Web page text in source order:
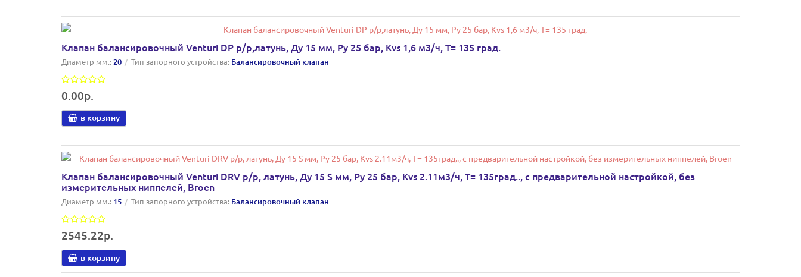
Клапан балансировочный Venturi DP р/р,латунь, Ду 15 мм, Ру 25 бар, Kvs 1,6 м3/ч, Т= 135 град.
Диаметр мм.: 20 Тип запорного устройства: Балансировочный клапан
0.00р.
в корзину
Клапан балансировочный Venturi DRV р/р, латунь, Ду 15 S мм, Ру 25 бар, Kvs 2.11м3/ч, Т= 135град.., с предварительной настройкой, без
измерительных ниппелей, Broen
Диаметр мм.: 15 Тип запорного устройства: Балансировочный клапан
2545.22р.
в корзину